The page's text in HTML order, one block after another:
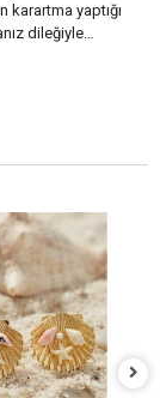
karartma yaptığı
dileğiyle…